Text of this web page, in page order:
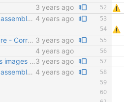
3 years ago
Amélioration mise en page assemblage chassis 4 years ago
Ajustements suite à relecture - Correction de la syntaxe pour séparer correctement les paragraphes - Correction sur les formats 3D (on ne fait plus de PDF 3D, et edrawings est complexe et intrusif à installer) - Suppression de la phrase "pour tout fabriquer soi-même" qui peut induire en erreur (certaines pièces chaudronnées nécessitent un outillage lourd) - Corrections sur le placement des rondelles - Suppression des références au sciage des vis (normalement inutile dans cette version) 3 years ago
4 years ago
Optimisation de la taille des images Utilisation du script d'optimisation. La taille totale du PDF passe de 36Mo à 16Mo.3 years ago
Amélioration mise en page assemblage chassis 4 years ago